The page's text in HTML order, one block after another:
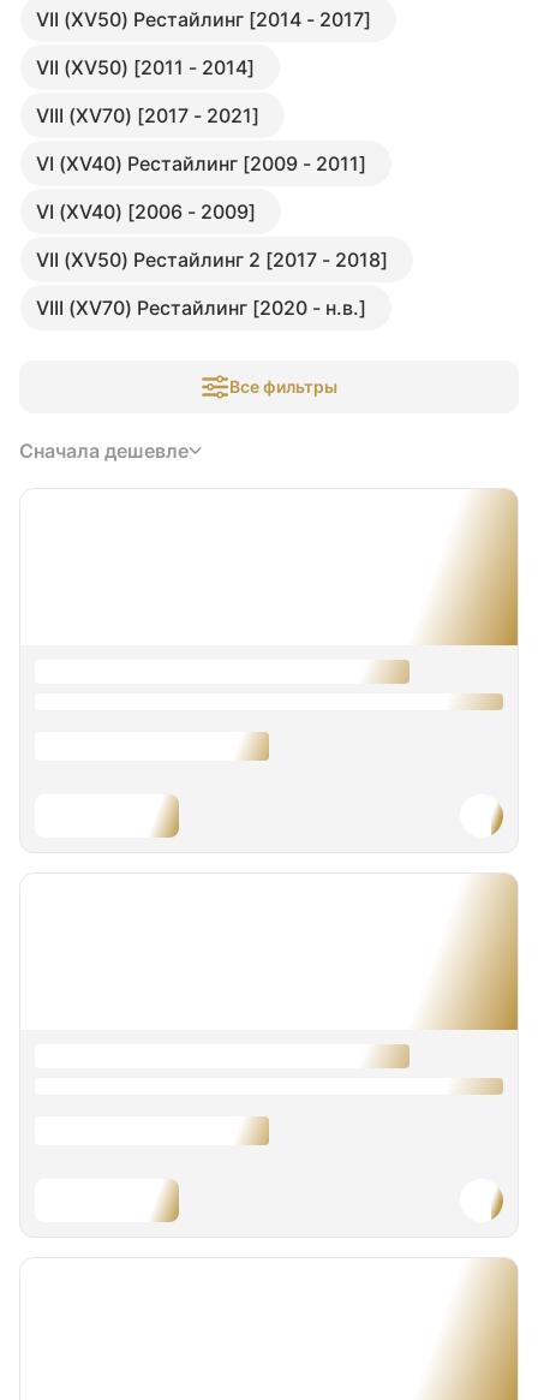
VII (XV50) Рестайлинг [2014 - 2017]
VII (XV50) [2011 - 2014]
VIII (XV70) [2017 - 2021]
VI (XV40) Рестайлинг [2009 - 2011]
VI (XV40) [2006 - 2009]
VII (XV50) Рестайлинг 2 [2017 - 2018]
VIII (XV70) Рестайлинг [2020 - н.в.]
Все фильтры
Сначала дешевле